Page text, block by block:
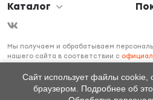
Каталог
Мы получаем и обрабатываем
нашего сайта в соответствии с
необходимо покинуть наш сайт.
Сайт использует файлы
браузером. Подробнее об